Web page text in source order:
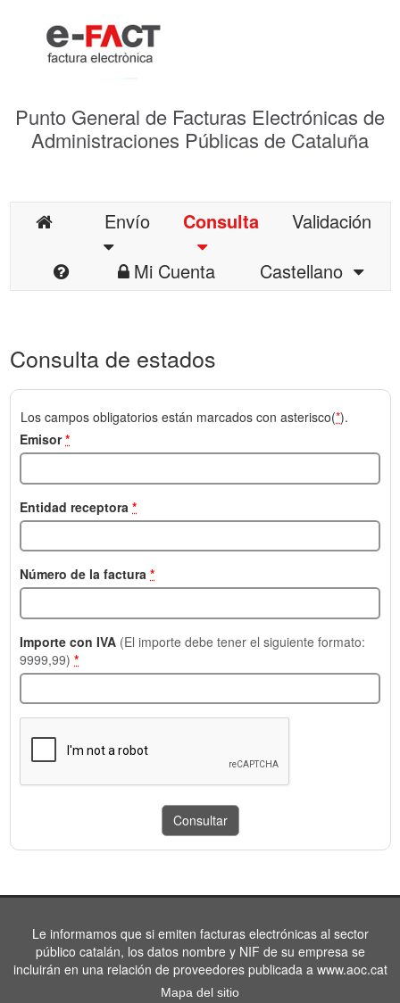
Punto General de Facturas Electrónicas de
Administraciones Públicas de Cataluña
Envío Consulta
Validación
Mi Cuenta
Castellano
Consulta de estados
Los campos obligatorios están marcados con asterisco(*).
Emisor*
Entidad receptora *
Número de la factura *
Importe con IVA (El importe debe tener el siguiente formato:
9999,99) *
Le informamos que si emiten facturas electrónicas al sector
público catalán, los datos nombre y NIF de su empresa se
incluirán en una relación de proveedores publicada a www.aoc.cat
Mapa del sitio